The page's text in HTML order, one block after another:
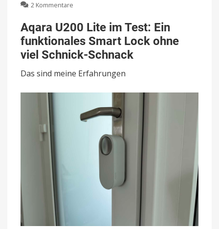
2 Kommentare
U200
Lite
im
Test:
Ein
funktionales
Smart
Schnick-
Aqara U200 Lite im Test: Ein
funktionales Smart Lock ohne
viel Schnick-Schnack
Das sind meine Erfahrungen